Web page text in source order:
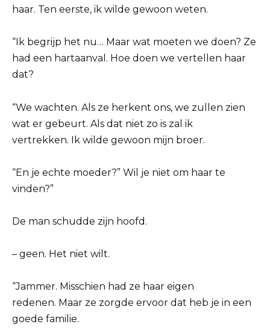
haar. Ten eerste, ik wilde gewoon weten.
“Ik begrijp het nu… Maar wat moeten we doen? Ze
had een hartaanval. Hoe doen we vertellen haar
dat?
“We wachten. Als ze herkent ons, we zullen zien
wat er gebeurt. Als dat niet zo is zal ik
vertrekken. Ik wilde gewoon mijn broer.
“En je echte moeder?” Wil je niet om haar te
vinden?”
De man schudde zijn hoofd.
– geen. Het niet wilt.
“Jammer. Misschien had ze haar eigen
redenen. Maar ze zorgde ervoor dat heb je in een
goede familie.